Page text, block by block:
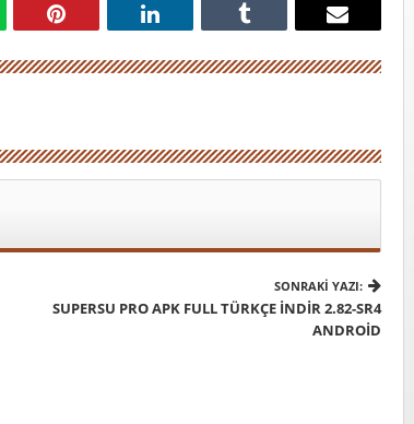
SONRAKI YAZI:
SUPERSU PRO APK FULL TÜRKÇE İNDIR 2.82-SR4
ANDROID